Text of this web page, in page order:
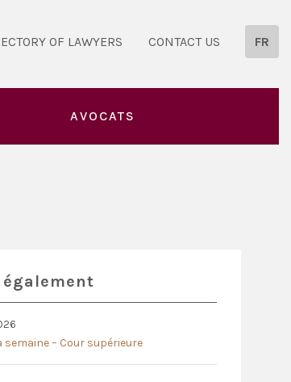
OF LAWYERS CONTACT US FR
AVOCATS
semaine – Cour supérieure